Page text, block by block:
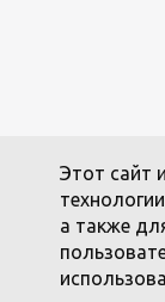
Этот сайт
а также